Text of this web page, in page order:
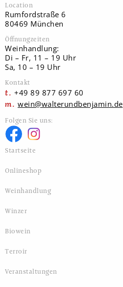
Location
Rumfordstraße 6
80469 München
Öffnungzeiten
Weinhandlung:
Di – Fr, 11 – 19 Uhr
Sa, 10 – 19 Uhr
Kontakt
+49 89 877 697 60
wein@walterundbenjamin.de
Folgen Sie uns:
Startseite
Onlineshop
Weinhandlung
Winzer
Biowein
Terroir
Veranstaltungen